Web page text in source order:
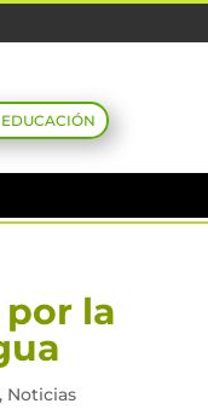
la
Noticias